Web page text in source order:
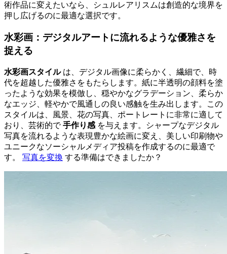
術作品に変えたいなら、シュルレアリスムは創造的な境界を
押し広げるのに最適な選択です。
水彩画：デジタルアートに流れるような優雅さを
捉える
水彩画スタイルは、デジタル画像に柔らかく、繊細で、時
代を超越した優雅さをもたらします。紙に半透明の顔料を塗
ったような効果を模倣し、穏やかなグラデーション、柔らか
なエッジ、軽やかで風通しの良い感触を生み出します。この
スタイルは、風景、花の写真、ポートレートに非常に適して
おり、芸術的で手作り感 を与えます。シャープなデジタル
写真を流れるような表現豊かな絵画に変え、美しい印刷物や
ユニークなソーシャルメディア投稿を作成するのに最適で
す。 写真を変換 する準備はできましたか？